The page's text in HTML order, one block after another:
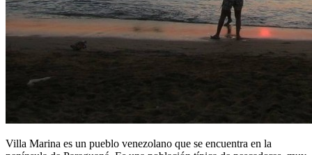
Villa Marina es un pueblo venezolano que se encuentra en la